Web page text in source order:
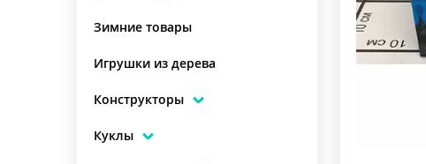
Зимние товары
Игрушки из дерева
Конструкторы
Куклы